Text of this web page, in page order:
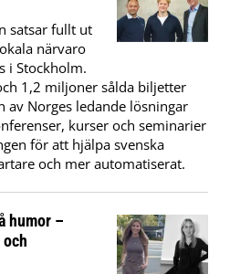
satsar fullt ut
närvaro
i Stockholm.
1,2 miljoner sålda biljetter
av Norges ledande lösningar
kurser och seminarier
för att hjälpa svenska
och mer automatiserat.
humor –